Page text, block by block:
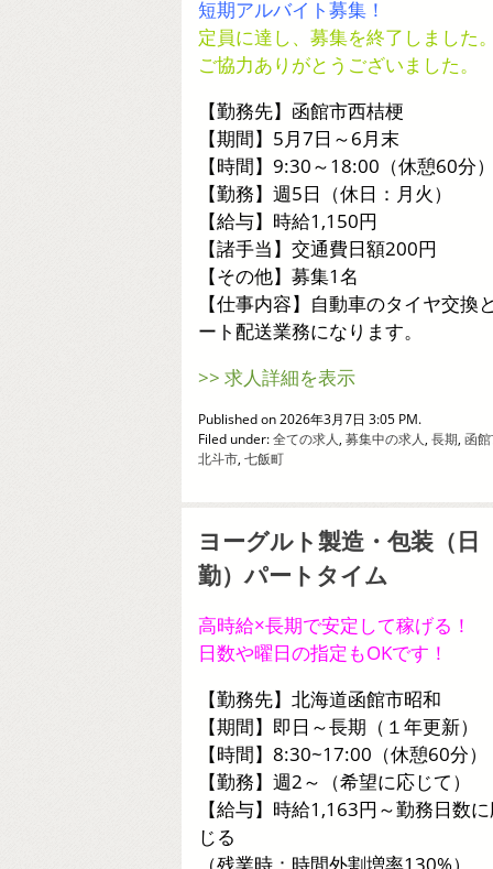
短期アルバイト募集！
定員に達し、募集を終了しました
ご協力ありがとうございました。
【勤務先】函館市西桔梗
【期間】5月7日～6月末
【時間】9:30～18:00（休憩60分
【勤務】週5日（休日：月火）
【給与】時給1,150円
【諸手当】交通費日額200円
【その他】募集1名
【仕事内容】自動車のタイヤ交換
ート配送業務になります。
>> 求人詳細を表示
Published on 2026年3月7日 3:05 PM.
Filed under:全ての求人, 募集中の求人, 長期, 函
北斗市, 七飯町
ヨーグルト製造・包装（日
勤）パートタイム
高時給×長期で安定して稼げる！
日数や曜日の指定もOKです！
【勤務先】北海道函館市昭和
【期間】即日～長期（１年更新）
【時間】8:30~17:00（休憩60分）
【勤務】週2～（希望に応じて）
【給与】時給1,163円～勤務日数
じる